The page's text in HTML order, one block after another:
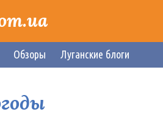
Обзоры Луганские блоги